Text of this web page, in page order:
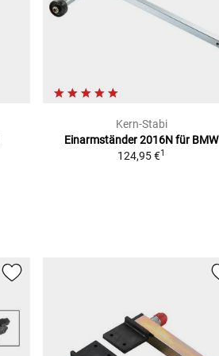
Kern-Stabi
Einarmständer 2016N für BMW
124,95 €1